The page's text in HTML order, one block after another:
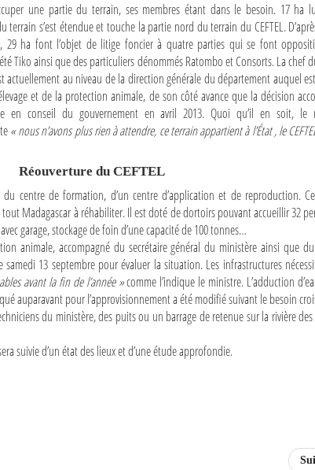
une partie du terrain, ses membres étant dans le besoin. 17 ha
s’est étendue et touche la partie nord du terrain du CEFTEL.
29 ha font l’objet de litige foncier à quatre parties qui se font
Tiko ainsi que des particuliers dénommés Ratombo et Consorts. La chef
actuellement au niveau de la direction générale du département auquel
et de la protection animale, de son côté avance que la décision
en conseil du gouvernement en avril 2013. Quoi qu’il en soit, le
« nous n’avons plus rien à attendre, ce terrain appartient à l’État , le
Réouverture du CEFTEL
du centre de formation, d’un centre d’application et de reproduction. Ce
Madagascar à réhabiliter. Il est doté de dortoirs pouvant accueillir 32
garage, stockage de foin d’une capacité de 100 tonnes…
animale, accompagné du secrétaire général du ministère ainsi que
13 septembre pour évaluer la situation. Les infrastructures
avant la fin de l’année »comme l’indique le ministre. L’adduction
auparavant pour l’approvisionnement a été modifié suivant le besoin
du ministère, des puits ou un barrage de retenue sur la rivière
suivie d’un état des lieux et d’une étude approfondie.